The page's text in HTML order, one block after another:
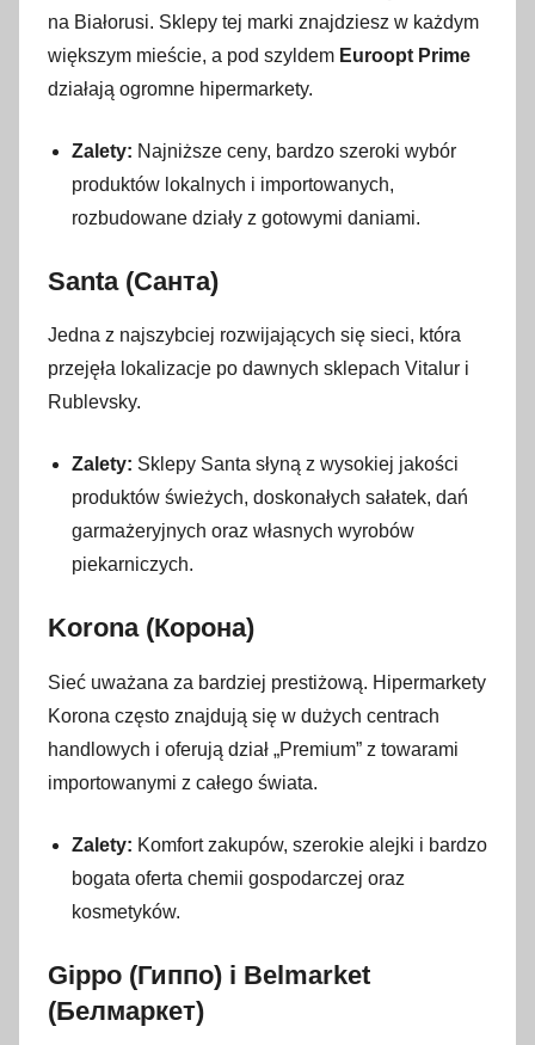
na Białorusi. Sklepy tej marki znajdziesz w każdym
większym mieście, a pod szyldem Euroopt Prime
działają ogromne hipermarkety.
Zalety: Najniższe ceny, bardzo szeroki wybór
produktów lokalnych i importowanych,
rozbudowane działy z gotowymi daniami.
Santa (Санта)
Jedna z najszybciej rozwijających się sieci, która
przejęła lokalizacje po dawnych sklepach Vitalur i
Rublevsky.
Zalety: Sklepy Santa słyną z wysokiej jakości
produktów świeżych, doskonałych sałatek, dań
garmażeryjnych oraz własnych wyrobów
piekarniczych.
Korona (Корона)
Sieć uważana za bardziej prestiżową. Hipermarkety
Korona często znajdują się w dużych centrach
handlowych i oferują dział „Premium” z towarami
importowanymi z całego świata.
Zalety: Komfort zakupów, szerokie alejki i bardzo
bogata oferta chemii gospodarczej oraz
kosmetyków.
Gippo (Гиппо) i Belmarket
(Белмаркет)